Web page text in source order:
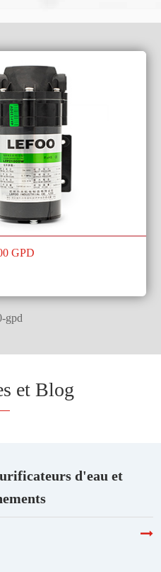
GPD
gpd
et Blog
d'eau et